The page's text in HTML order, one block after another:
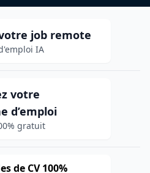
job remote
IA
votre
d’emploi
gratuit
de CV 100%